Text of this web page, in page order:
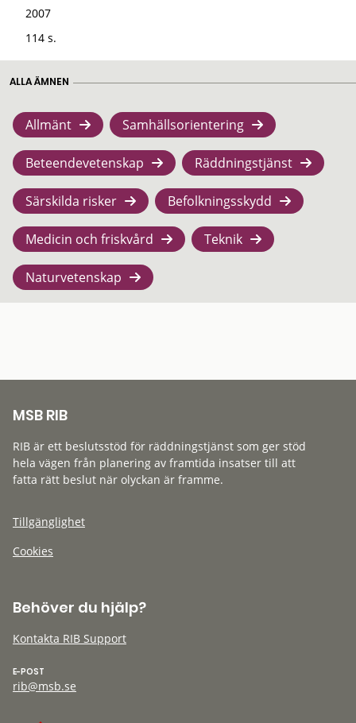
2007
114 s.
ALLA ÄMNEN
Allmänt Samhällsorientering
Beteendevetenskap Räddningstjänst
Särskilda risker Befolkningsskydd
Medicin och friskvård Teknik
Naturvetenskap
MSB RIB
RIB är ett beslutsstöd för räddningstjänst som ger stöd
hela vägen från planering av framtida insatser till att
fatta rätt beslut när olyckan är framme.
Tillgänglighet
Cookies
Behöver du hjälp?
Kontakta RIB Support
E-POST
rib@msb.se